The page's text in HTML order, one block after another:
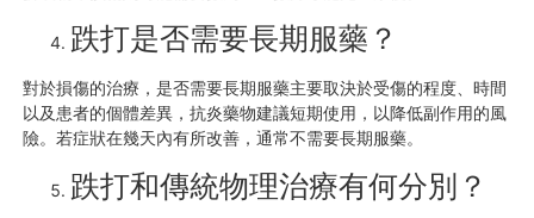
跌打是否需要長期服藥？
對於損傷的治療，是否需要長期服藥主要取決於受傷的程度、時間
以及患者的個體差異，抗炎藥物建議短期使用，以降低副作用的風
險。若症狀在幾天內有所改善，通常不需要長期服藥。
跌打和傳統物理治療有何分別？